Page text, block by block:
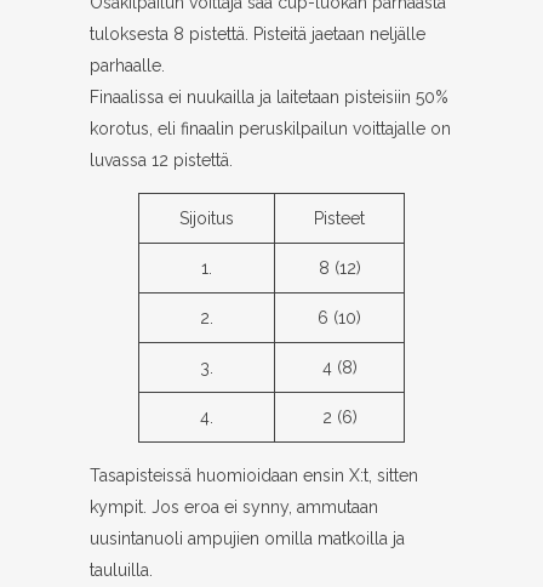
tuloksesta 8 pistettä. Pisteitä jaetaan neljälle
parhaalle.
Finaalissa ei nuukailla ja laitetaan pisteisiin 50%
korotus, eli finaalin peruskilpailun voittajalle on
luvassa 12 pistettä.
Sijoitus Pisteet
1. 8 (12)
2. 6 (10)
3. 4 (8)
4. 2 (6)
Tasapisteissä huomioidaan ensin X:t, sitten
kympit. Jos eroa ei synny, ammutaan
uusintanuoli ampujien omilla matkoilla ja
tauluilla.